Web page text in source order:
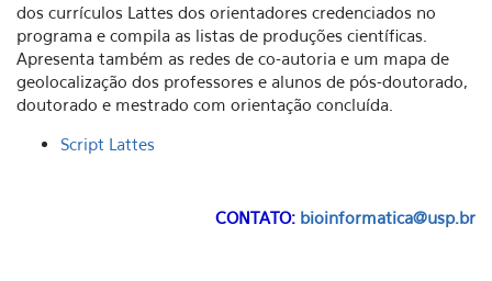
dos currículos Lattes dos orientadores credenciados no
programa e compila as listas de produções científicas.
Apresenta também as redes de co-autoria e um mapa de
geolocalização dos professores e alunos de pós-doutorado,
doutorado e mestrado com orientação concluída.
Script Lattes
CONTATO: bioinformatica@usp.br